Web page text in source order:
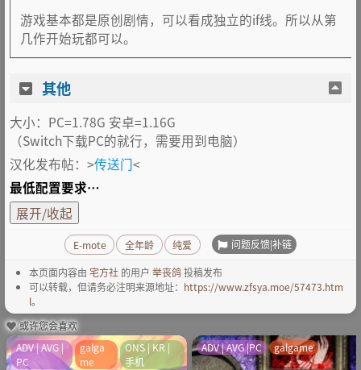
游戏基本都是原创剧情，可以看成独立的if线。所以从第
几作开始玩都可以。
其他
大小：PC=1.78G 安卓=1.16G
（Switch下载PC的就行，需要用到电脑）
汉化发布帖：>传送门<
最低配置要求…
展开/收起
E-mote 全年龄 纯爱 问题反馈|补链
本页面内容由 宅方社 的用户 举丧鸽投稿发布
可以转载，但请务必注明来源地址： https://www.zfsya.moe/57473.htm
l。
或许您会喜欢
ADV | AVG |
PC
galga
me
ONS | KR |
手机
ADV | AVG |PC galgame